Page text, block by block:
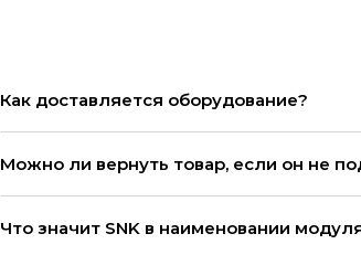
Как доставляется оборудование?
Можно ли вернуть товар, если он не
Что значит SNK в наименовании